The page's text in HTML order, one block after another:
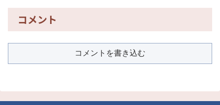
コメント
コメントを書き込む